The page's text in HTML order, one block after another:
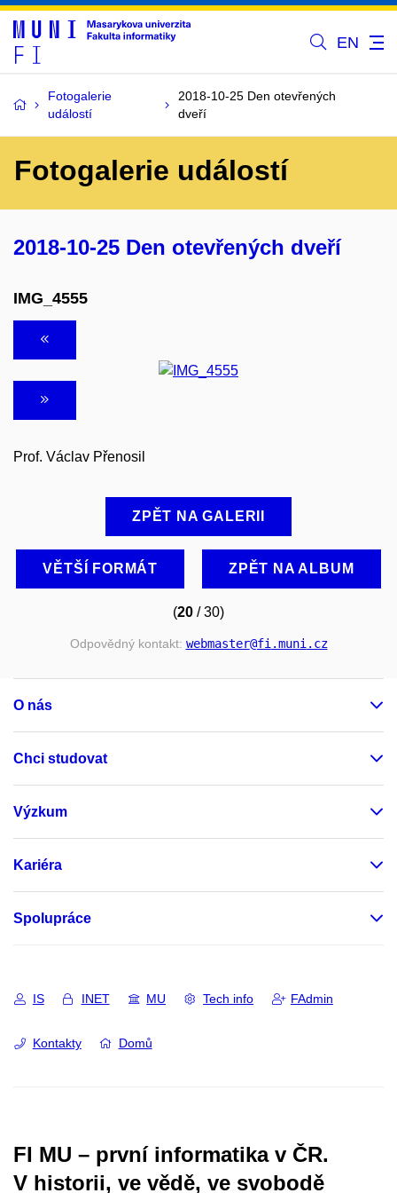
EN
Fotogalerie
událostí
2018-10-25 Den otevřených
dveří
Fotogalerie událostí
2018-10-25 Den otevřených dveří
IMG_4555
Prof. Václav Přenosil
ZPĚT NA GALERII
VĚTŠÍ FORMÁT ZPĚT NA ALBUM
(20 / 30)
Odpovědný kontakt: webmaster@fi .muni .cz
O nás
Chci studovat
Výzkum
Kariéra
Spolupráce
IS INET MU Tech info FAdmin
Kontakty Domů
FI MU – první informatika v ČR.
V historii, ve vědě, ve svobodě